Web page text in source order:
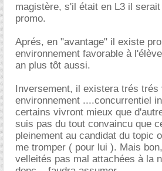
magistère, s'il était en L3 il
promo.
Aprés, en "avantage" il existe
environnement favorable à
an plus tôt aussi.
Inversement, il existera trés trés
environnement ....concurrentiel
certains vivront mieux que
suis pas du tout convaincu que
pleinement au candidat du topic
me tromper ( pour lui ). Mais
velleités pas mal attachées à la